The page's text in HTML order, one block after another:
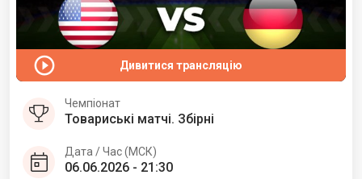
Дивитися трансляцію
Чемпіонат
Товариські матчі. Збірні
Дата / Час (МСК)
06.06.2026 - 21:30